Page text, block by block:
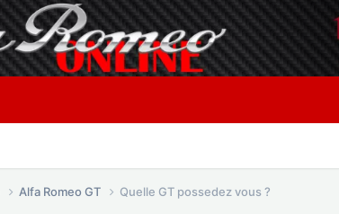
Alfa Romeo GT Quelle GT possedez vous ?